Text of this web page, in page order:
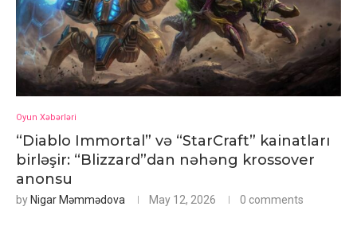
Oyun Xəbərləri
“Diablo Immortal” və “StarCraft” kainatları
birləşir: “Blizzard”dan nəhəng krossover
anonsu
by Nigar Məmmədova May 12, 2026 0 comments